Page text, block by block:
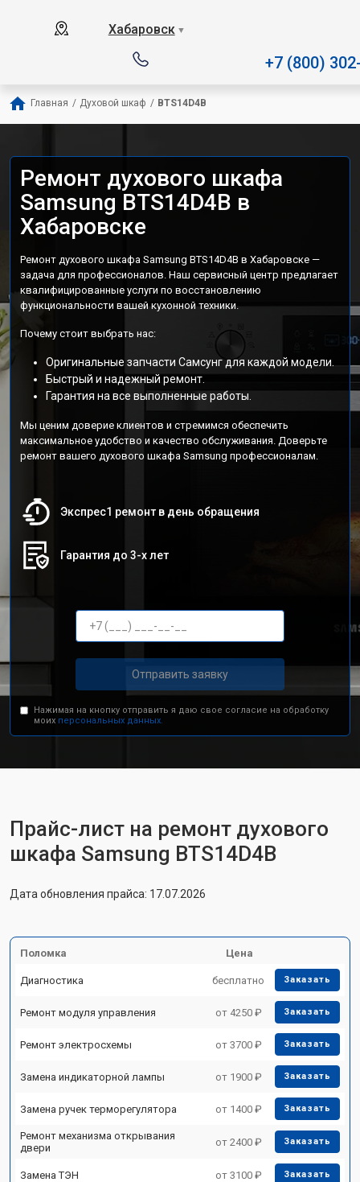
Хабаровск ▼
+7 (800)
Главная / Духовой шкаф / BTS14D4B
Ремонт духового шкафа
Samsung BTS14D4B в
Хабаровске
Ремонт духового шкафа Samsung BTS14D4B в Хабаровске —
задача для профессионалов. Наш сервисный центр предлагает
квалифицированные услуги по восстановлению
функциональности вашей кухонной техники.
Почему стоит выбрать нас:
Оригинальные запчасти Самсунг для каждой модели.
Быстрый и надежный ремонт.
Гарантия на все выполненные работы.
Мы ценим доверие клиентов и стремимся обеспечить
максимальное удобство и качество обслуживания. Доверьте
ремонт вашего духового шкафа Samsung профессионалам.
Экспрес1 ремонт в день обращения
Гарантия до 3-х лет
Отправить заявку
Нажимая на кнопку отправить я даю свое согласие на обработку
моих персональных данных.
Прайс-лист на ремонт духового
шкафа Samsung BTS14D4B
Дата обновления прайса: 17.07.2026
Поломка Цена
Диагностика бесплатно Заказать
Ремонт модуля управления от 4250 ₽ Заказать
Ремонт электросхемы от 3700 ₽ Заказать
Замена индикаторной лампы от 1900 ₽ Заказать
Замена ручек терморегулятора от 1400 ₽ Заказать
Ремонт механизма открывания
двери
от 2400 ₽ Заказать
Замена ТЭН от 3100 ₽ Заказать